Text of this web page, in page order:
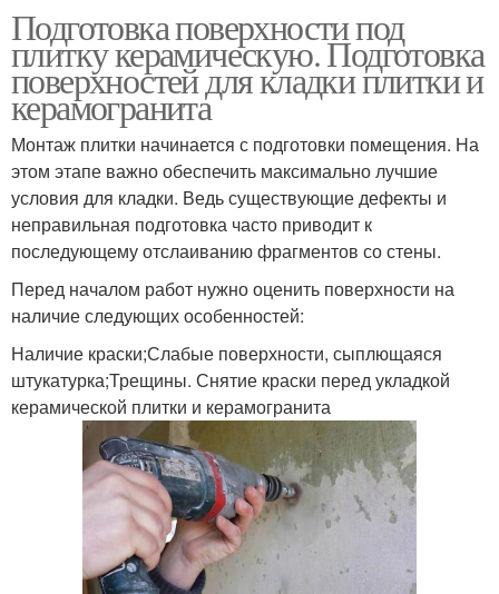
Подготовка поверхности под
плитку керамическую. Подготовка
поверхностей для кладки плитки и
керамогранита
Монтаж плитки начинается с подготовки помещения. На
этом этапе важно обеспечить максимально лучшие
условия для кладки. Ведь существующие дефекты и
неправильная подготовка часто приводит к
последующему отслаиванию фрагментов со стены.
Перед началом работ нужно оценить поверхности на
наличие следующих особенностей:
Наличие краски;Слабые поверхности, сыплющаяся
штукатурка;Трещины. Снятие краски перед укладкой
керамической плитки и керамогранита